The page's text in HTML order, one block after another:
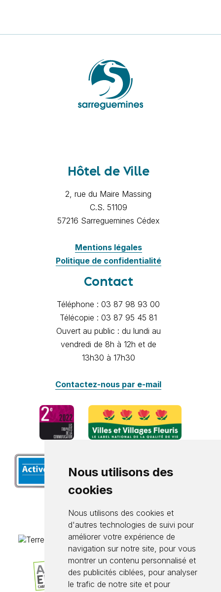
Nous utilisons des
cookies
Nous utilisons des cookies et
d'autres technologies de suivi pour
améliorer votre expérience de
navigation sur notre site, pour vous
montrer un contenu personnalisé et
des publicités ciblées, pour analyser
le trafic de notre site et pour
Hôtel de Ville
2, rue du Maire Massing
C.S. 51109
57216 Sarreguemines Cédex
Mentions légales
Politique de confidentialité
Contact
Téléphone : 03 87 98 93 00
Télécopie : 03 87 95 45 81
Ouvert au public : du lundi au
vendredi de 8h à 12h et de
13h30 à 17h30
Contactez-nous par e-mail